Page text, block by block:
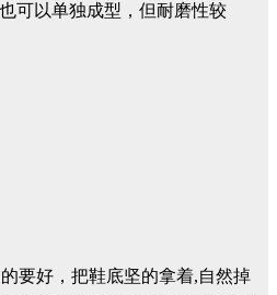
可以单独成型，但耐磨性较
要好，把鞋底坚的拿着,自然掉